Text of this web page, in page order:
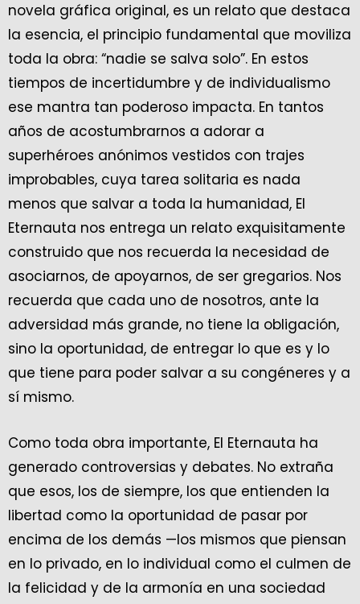
novela gráfica original, es un relato que destaca
la esencia, el principio fundamental que moviliza
toda la obra: “nadie se salva solo”. En estos
tiempos de incertidumbre y de individualismo
ese mantra tan poderoso impacta. En tantos
años de acostumbrarnos a adorar a
superhéroes anónimos vestidos con trajes
improbables, cuya tarea solitaria es nada
menos que salvar a toda la humanidad, El
Eternauta nos entrega un relato exquisitamente
construido que nos recuerda la necesidad de
asociarnos, de apoyarnos, de ser gregarios. Nos
recuerda que cada uno de nosotros, ante la
adversidad más grande, no tiene la obligación,
sino la oportunidad, de entregar lo que es y lo
que tiene para poder salvar a su congéneres y a
sí mismo.
Como toda obra importante, El Eternauta ha
generado controversias y debates. No extraña
que esos, los de siempre, los que entienden la
libertad como la oportunidad de pasar por
encima de los demás —los mismos que piensan
en lo privado, en lo individual como el culmen de
la felicidad y de la armonía en una sociedad